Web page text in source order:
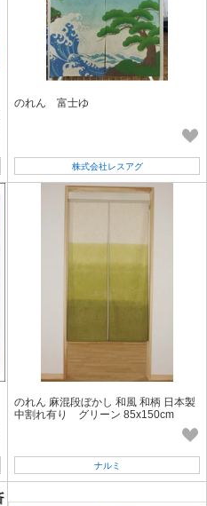
のれん 富士ゆ
株式会社レスアグ
のれん 麻混段ぼかし 和風 和柄 日本製
中割れ有り グリーン 85x150cm
ナルミ